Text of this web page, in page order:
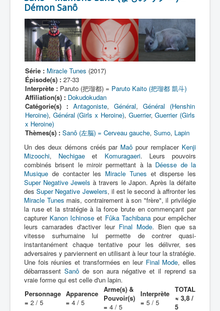
H
K
L
M
N
O
Q
R
S
T
U
V
W
X
Y
Z
Démon Sanô
Série : Miracle Tunes (2017)
Épisode(s) : 27-33
Interprète : Paruto (把瑠都) = Paruto Kaito (把瑠都 凱斗)
Affiliation(s) : Dokudokudan
Catégorie(s) : Antagoniste, Général, Général (Henshin
Heroine), Général (Girls x Heroine), Guerrier,Guerrier (Girls
x Heroine)
Thèmes(s) : Sanô (左脳) = Cerveau gauche, Sumo, Lapin
Un des deux démons créés par Maô pour remplacer Kenji
Mizoochi, Nechigae et Komuragaeri. Leurs pouvoirs
combinés brisent le miroir permettant à la Déesse de la
Musique de contacter les Miracle Tunes et disperse les
Super Negative Jewels à travers le Japon. Après la défaite
desSuper Negative Jewelers, il est le second à affronter les
Miracle Tunes mais, contrairement à son "frère", il privilégie
la ruse et la stratégie à la force brute en commençant par
capturer Kanon Ichinose et Fûka Tachibanapour empêcher
leurs camarades d'activer leur Final Mode. Bien que sa
vitesse surhumaine lui permette de contrer quasi-
instantanément chaque tentative pour les délivrer, ses
adversaires y parviennent en utilisant à leur tour la stratégie.
Une fois réunies et transformées en leur Final Mode, elles
débarrassent Sanôde son aura négative et il reprend sa
vraie forme qui est celle d'un lapin.
Personnage
= 2 / 5
Apparence
= 4 / 5
Arme(s) &
Pouvoir(s)
= 4 / 5
Interprète
= 5 / 5
TOTAL
≈ 3,8 /
5